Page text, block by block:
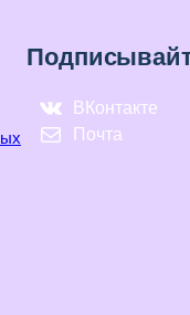
ВКонтакте
Почта